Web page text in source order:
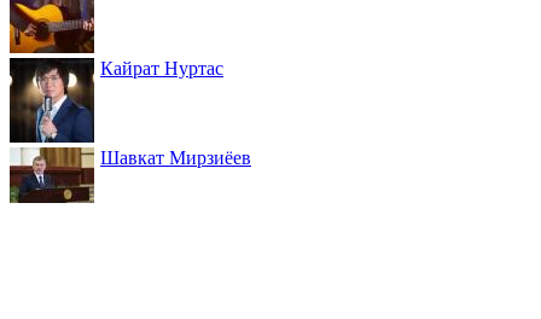
Кайрат Нуртас
Шавкат Мирзиёев